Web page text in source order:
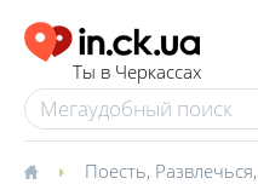
Ты в Черкассах
Поесть, Развлечься,